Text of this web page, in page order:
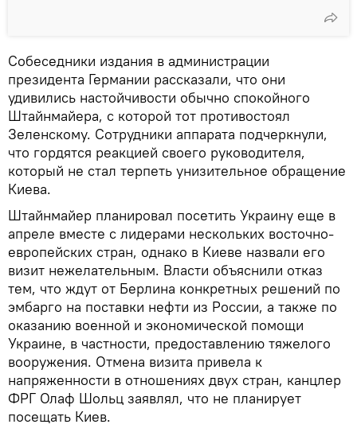
Собеседники издания в администрации
президента Германии рассказали, что они
удивились настойчивости обычно спокойного
Штайнмайера, с которой тот противостоял
Зеленскому. Сотрудники аппарата подчеркнули,
что гордятся реакцией своего руководителя,
который не стал терпеть унизительное обращение
Киева.
Штайнмайер планировал посетить Украину еще в
апреле вместе с лидерами нескольких восточно-
европейских стран, однако в Киеве назвали его
визит нежелательным. Власти объяснили отказ
тем, что ждут от Берлина конкретных решений по
эмбарго на поставки нефти из России, а также по
оказанию военной и экономической помощи
Украине, в частности, предоставлению тяжелого
вооружения. Отмена визита привела к
напряженности в отношениях двух стран, канцлер
ФРГ Олаф Шольц заявлял, что не планирует
посещать Киев.